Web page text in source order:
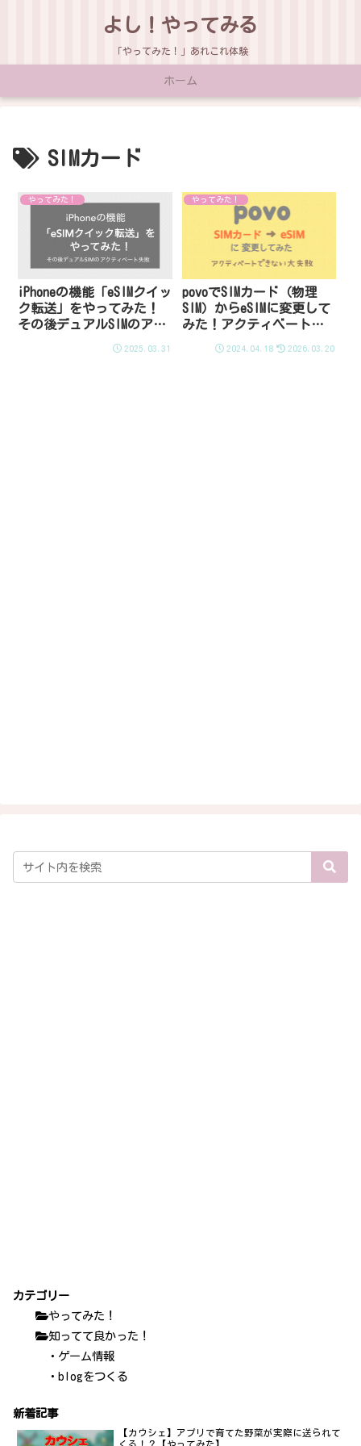
よし！やってみる
「やってみた！」あれこれ体験
ホーム
SIMカード
やってみた！
iPhoneの機能「eSIMクイッ
ク転送」をやってみた！
その後デュアルSIMのアク
2025.03.31
やってみた！
povoでSIMカード（物理
SIM）からeSIMに変更して
みた！アクティベートで
きないトラブルも
2024.04.18 2026.03.20
カテゴリー
やってみた！
知ってて良かった！
・ゲーム情報
・blogをつくる
新着記事
【カウシェ】アプリで育てた野菜が実際に送られて
くる！？【やってみた】